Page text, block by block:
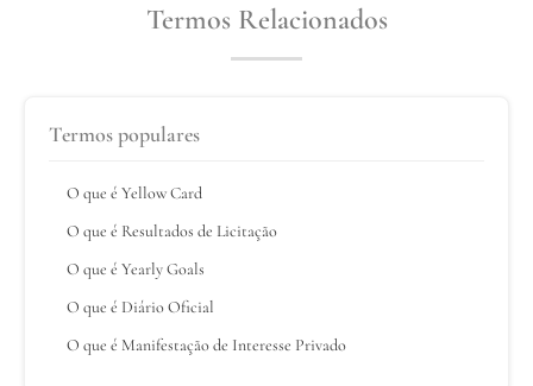
Termos Relacionados
Termos populares
O que é Yellow Card
O que é Resultados de Licitação
O que é Yearly Goals
O que é Diário Oficial
O que é Manifestação de Interesse Privado